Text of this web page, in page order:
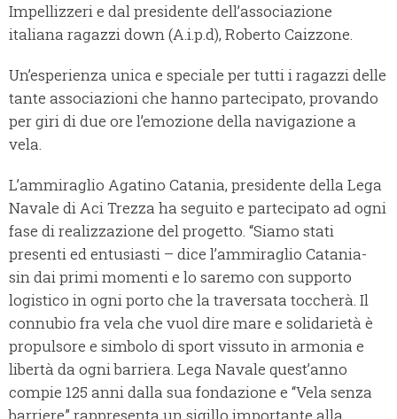
Impellizzeri e dal presidente dell’associazione
italiana ragazzi down (A.i.p.d), Roberto Caizzone.
Un’esperienza unica e speciale per tutti i ragazzi delle
tante associazioni che hanno partecipato, provando
per giri di due ore l’emozione della navigazione a
vela.
L’ammiraglio Agatino Catania, presidente della Lega
Navale di Aci Trezza ha seguito e partecipato ad ogni
fase di realizzazione del progetto. “Siamo stati
presenti ed entusiasti – dice l’ammiraglio Catania-
sin dai primi momenti e lo saremo con supporto
logistico in ogni porto che la traversata toccherà. Il
connubio fra vela che vuol dire mare e solidarietà è
propulsore e simbolo di sport vissuto in armonia e
libertà da ogni barriera. Lega Navale quest’anno
compie 125 anni dalla sua fondazione e “Vela senza